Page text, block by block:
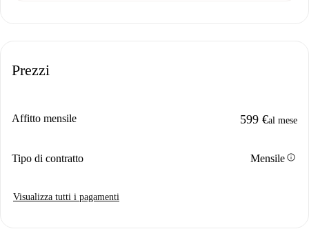
Prezzi
Affitto mensile 599 €al mese
Tipo di contratto Mensileinfo
Visualizza tutti i pagamenti